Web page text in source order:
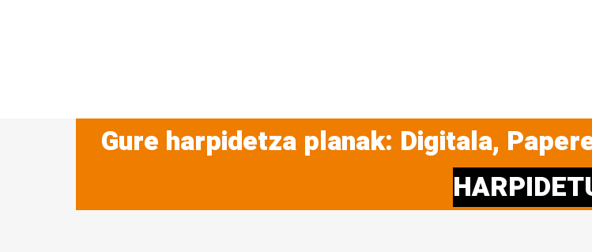
Gure harpidetza planak: Digitala,